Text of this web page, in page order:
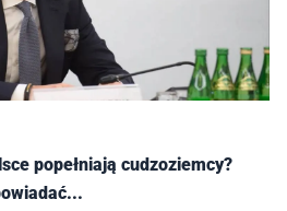
popełniają cudzoziemcy?